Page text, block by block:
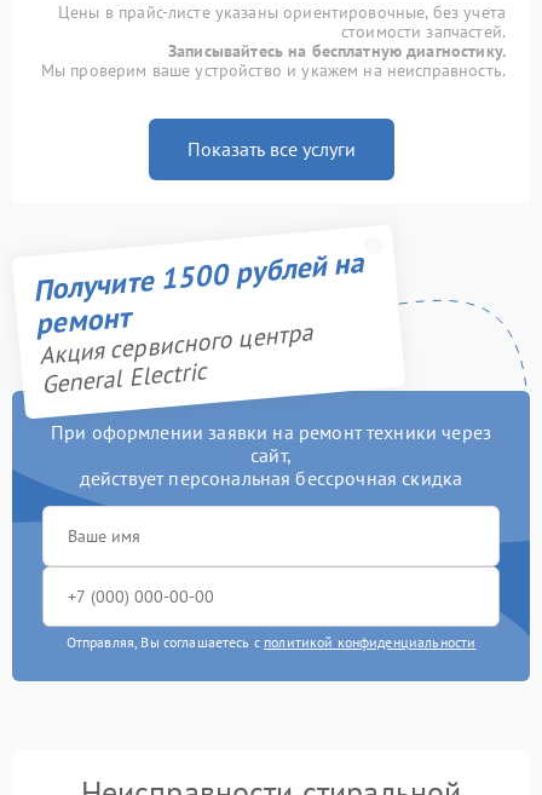
Цены в прайс-листе указаны ориентировочные, без учета
стоимости запчастей.
Записывайтесь на бесплатную диагностику.
Мы проверим ваше устройство и укажем на неисправность.
Показать все услуги
Получите 1500 рублей на
ремонт
Акция сервисного центра
General Electric
При оформлении заявки на ремонт техники через
сайт,
действует персональная бессрочная скидка
Отправляя, Вы соглашаетесь с политикой конфиденциальности